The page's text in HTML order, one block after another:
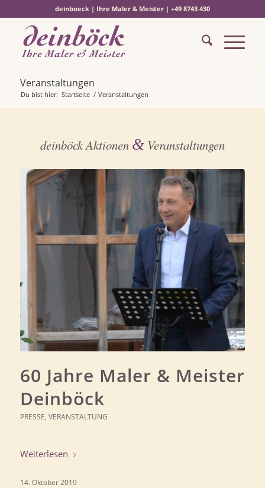
deinboeck | Ihre Maler & Meister | +49 8743 430
Veranstaltungen
Du bist hier: Startseite / Veranstaltungen
deinböck Aktionen &Veranstaltungen
60 Jahre Maler & Meister
Deinböck
PRESSE, VERANSTALTUNG
Weiterlesen
14. Oktober 2019